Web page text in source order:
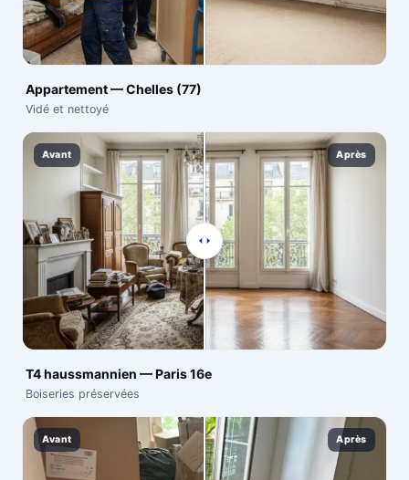
Appartement — Chelles (77)
Vidé et nettoyé
Avant Après
T4 haussmannien — Paris 16e
Boiseries préservées
Avant Après